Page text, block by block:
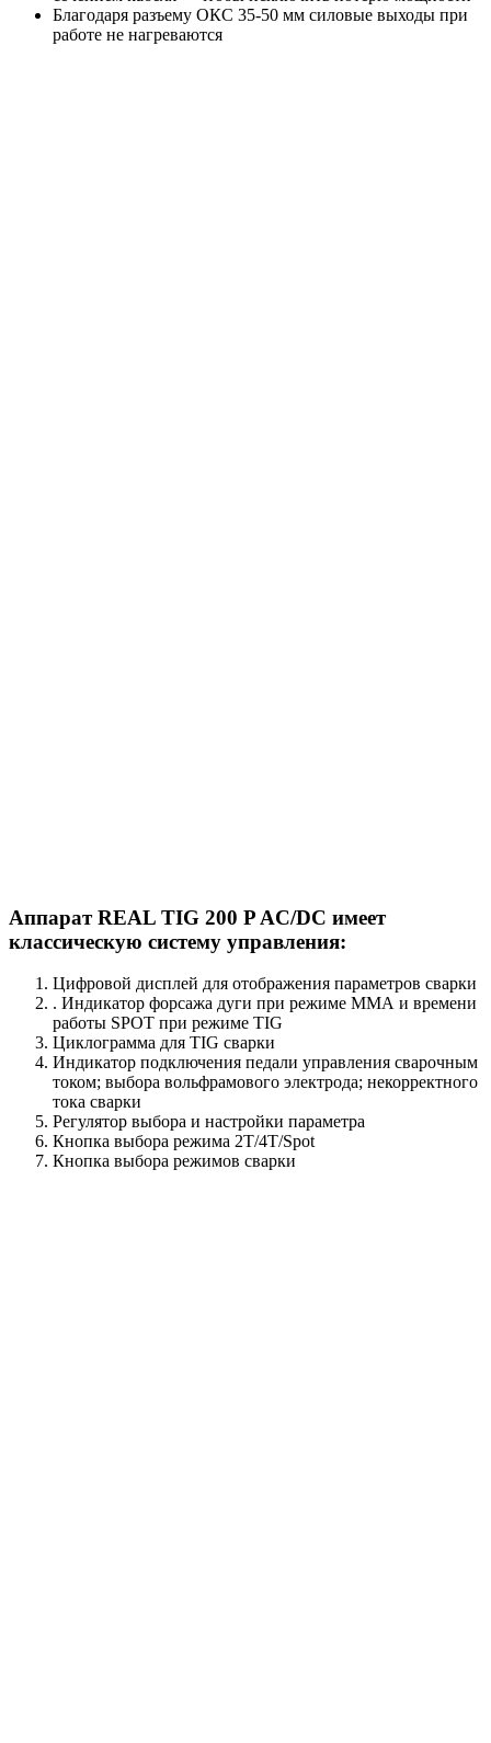
Благодаря разъему ОКС 35-50 мм силовые выходы при
работе не нагреваются
Аппарат REAL TIG 200 P AC/DC имеет
классическую систему управления:
Цифровой дисплей для отображения параметров сварки
. Индикатор форсажа дуги при режиме ММА и времени
работы SPOT при режиме TIG
Циклограмма для TIG сварки
Индикатор подключения педали управления сварочным
током; выбора вольфрамового электрода; некорректного
тока сварки
Регулятор выбора и настройки параметра
Кнопка выбора режима 2T/4Т/Spot
Кнопка выбора режимов сварки